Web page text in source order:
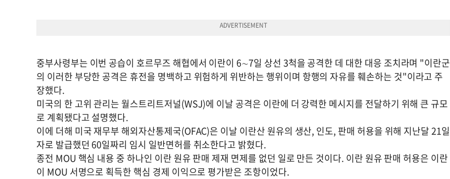
중부사령부는 이번 공습이 호르무즈 해협에서 이란이 6∼7일 상선 3척을 공격한 데 대한 대응 조치라며 "이란군
의 이러한 부당한 공격은 휴전을 명백하고 위험하게 위반하는 행위이며 항행의 자유를 훼손하는 것"이라고 주
장했다.
미국의 한 고위 관리는 월스트리트저널(WSJ)에 이날 공격은 이란에 더 강력한 메시지를 전달하기 위해 큰 규모
로 계획됐다고 설명했다.
이에 더해 미국 재무부 해외자산통제국(OFAC)은 이날 이란산 원유의 생산, 인도, 판매 허용을 위해 지난달 21일
자로 발급했던 60일짜리 임시 일반면허를 취소한다고 밝혔다.
종전 MOU 핵심 내용 중 하나인 이란 원유 판매 제재 면제를 없던 일로 만든 것이다. 이란 원유 판매 허용은 이란
이 MOU 서명으로 획득한 핵심 경제 이익으로 평가받은 조항이었다.